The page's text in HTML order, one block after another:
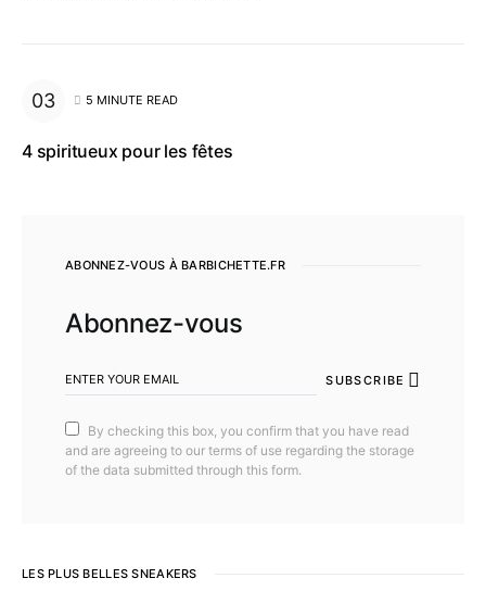
5 MINUTE READ
4 spiritueux pour les fêtes
ABONNEZ-VOUS À BARBICHETTE.FR
Abonnez-vous
SUBSCRIBE
By checking this box, you confirm that you have read
and are agreeing to our terms of use regarding the storage
of the data submitted through this form.
LES PLUS BELLES SNEAKERS